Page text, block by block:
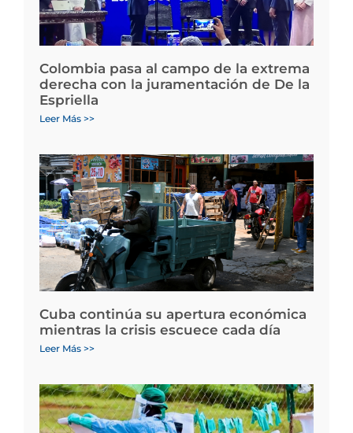
Colombia pasa al campo de la extrema
derecha con la juramentación de De la
Espriella
Leer Más >>
Cuba continúa su apertura económica
mientras la crisis escuece cada día
Leer Más >>